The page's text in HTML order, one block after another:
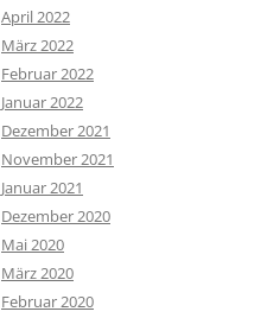
April 2022
März 2022
Februar 2022
Januar 2022
Dezember 2021
November 2021
Januar 2021
Dezember 2020
Mai 2020
März 2020
Februar 2020